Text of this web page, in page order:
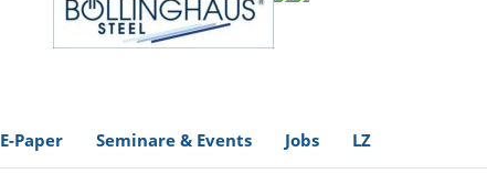
E-Paper Seminare & Events Jobs LZ